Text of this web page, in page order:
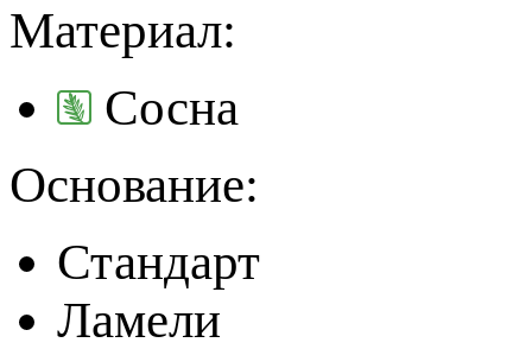
Материал:
Сосна
Основание:
Стандарт
Ламели